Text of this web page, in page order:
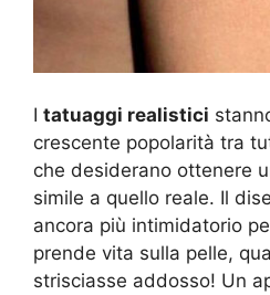
I tatuaggi realistici
crescente popolarità tra
che desiderano ottenere
simile a quello reale. Il
ancora più intimidatorio
prende vita sulla pelle,
strisciasse addosso! Un